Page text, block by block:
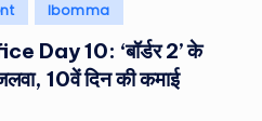
Ibomma
Day 10: ‘बॉर्डर 2’ के
10वें दिन की कमाई